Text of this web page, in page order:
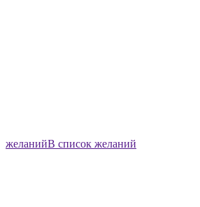
желанийВ список желаний